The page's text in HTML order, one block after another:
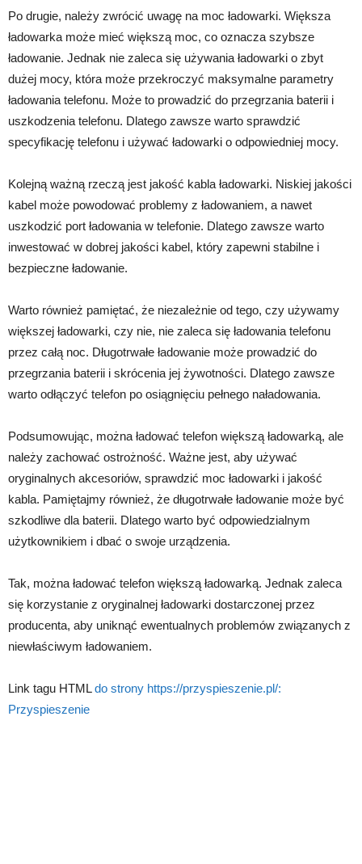
Po drugie, należy zwrócić uwagę na moc ładowarki. Większa
ładowarka może mieć większą moc, co oznacza szybsze
ładowanie. Jednak nie zaleca się używania ładowarki o zbyt
dużej mocy, która może przekroczyć maksymalne parametry
ładowania telefonu. Może to prowadzić do przegrzania baterii i
uszkodzenia telefonu. Dlatego zawsze warto sprawdzić
specyfikację telefonu i używać ładowarki o odpowiedniej mocy.
Kolejną ważną rzeczą jest jakość kabla ładowarki. Niskiej jakości
kabel może powodować problemy z ładowaniem, a nawet
uszkodzić port ładowania w telefonie. Dlatego zawsze warto
inwestować w dobrej jakości kabel, który zapewni stabilne i
bezpieczne ładowanie.
Warto również pamiętać, że niezależnie od tego, czy używamy
większej ładowarki, czy nie, nie zaleca się ładowania telefonu
przez całą noc. Długotrwałe ładowanie może prowadzić do
przegrzania baterii i skrócenia jej żywotności. Dlatego zawsze
warto odłączyć telefon po osiągnięciu pełnego naładowania.
Podsumowując, można ładować telefon większą ładowarką, ale
należy zachować ostrożność. Ważne jest, aby używać
oryginalnych akcesoriów, sprawdzić moc ładowarki i jakość
kabla. Pamiętajmy również, że długotrwałe ładowanie może być
szkodliwe dla baterii. Dlatego warto być odpowiedzialnym
użytkownikiem i dbać o swoje urządzenia.
Tak, można ładować telefon większą ładowarką. Jednak zaleca
się korzystanie z oryginalnej ładowarki dostarczonej przez
producenta, aby uniknąć ewentualnych problemów związanych z
niewłaściwym ładowaniem.
Link tagu HTMLdo strony https://przyspieszenie.pl/:
Przyspieszenie